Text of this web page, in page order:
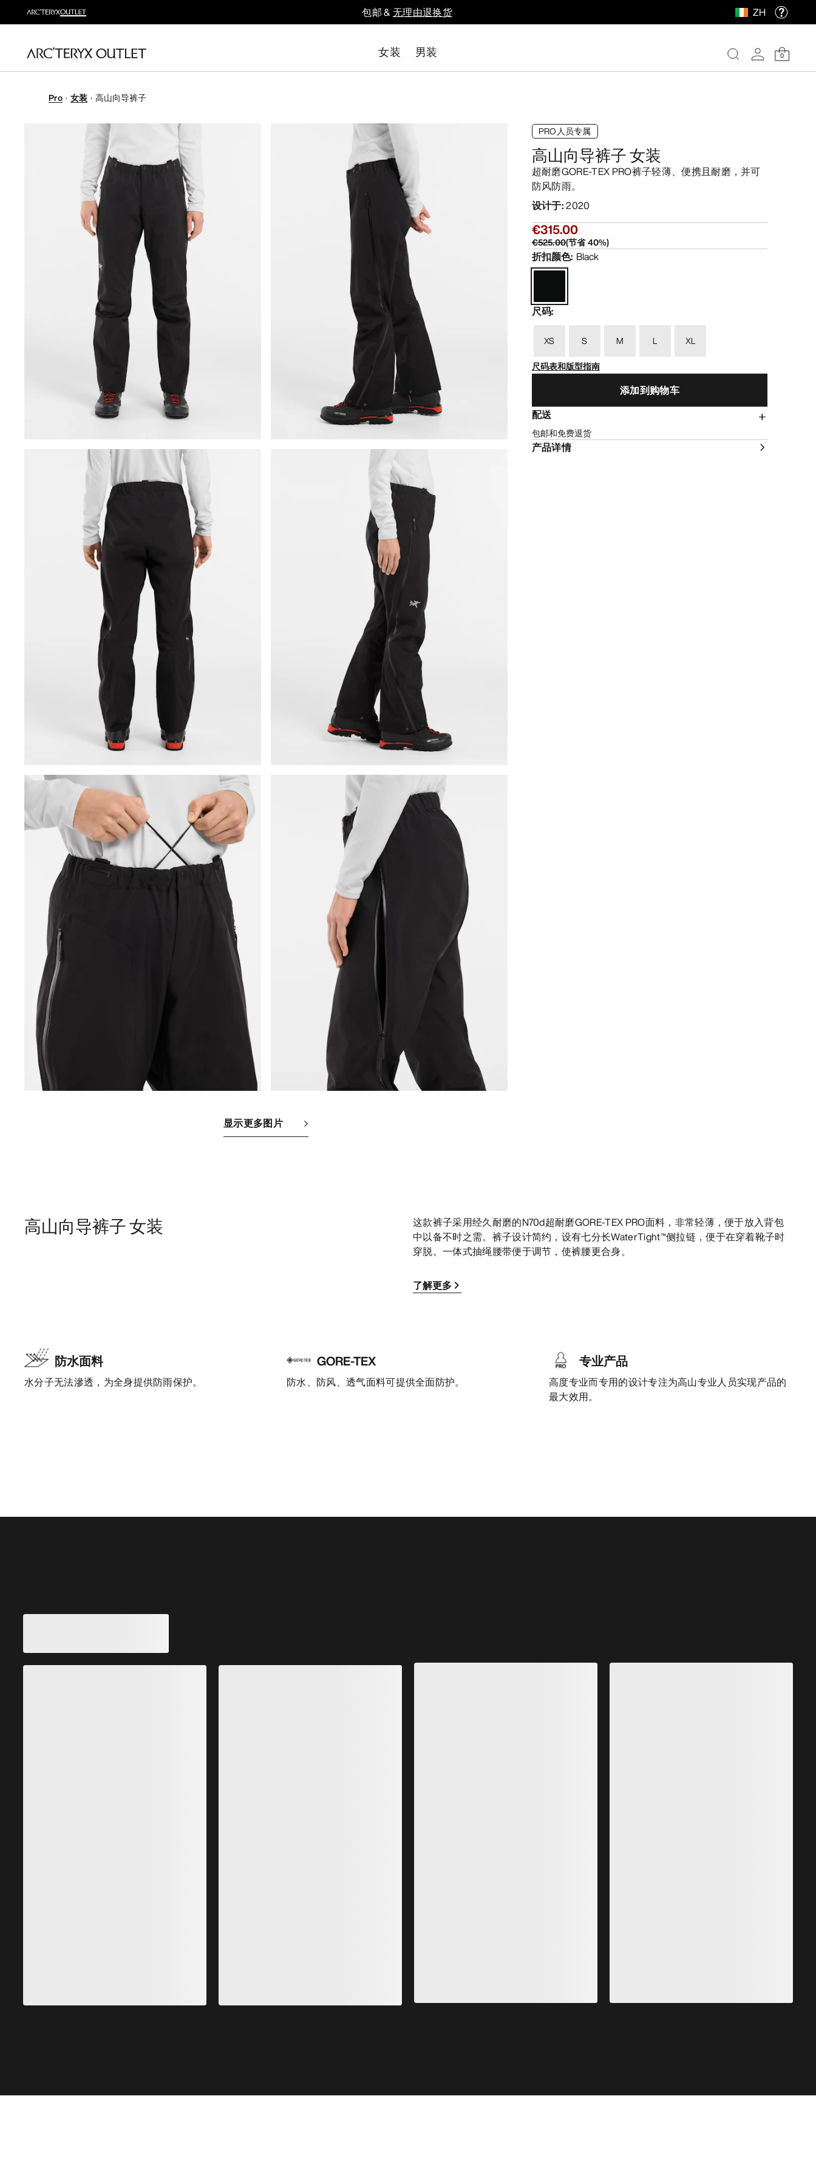
包邮 &无理由退换货 ZH
女装 男装 0
Pro 女装 高山向导裤子
显示更多图片
PRO人员专属
高山向导裤子 女装
超耐磨GORE-TEX PRO裤子轻薄、便携且耐磨，并可
防风防雨。
设计于:2020
€315.00
€525.00(节省40%)
折扣颜色: Black
尺码:
XS S M L
XL
尺码表和版型指南
添加到购物车
配送
包邮和免费退货
产品详情
高山向导裤子 女装
这款裤子采用经久耐磨的N70d超耐磨GORE-TEX PRO面料，非常轻薄，便于放入背包
中以备不时之需。裤子设计简约，设有七分长WaterTight™侧拉链，便于在穿着靴子时
穿脱。一体式抽绳腰带便于调节，使裤腰更合身。
了解更多
防水面料
水分子无法滲透，为全身提供防雨保护。
GORE-TEX
防水、防风、透气面料可提供全面防护。
专业产品
高度专业而专用的设计专注为高山专业人员实现产品的
最大效用。